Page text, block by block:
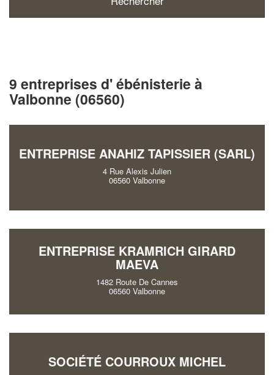
9 entreprises d' ébénisterie à
Valbonne (06560)
ENTREPRISE ANAHIZ TAPISSIER (SARL)
4 Rue Alexis Julien
06560 Valbonne
ENTREPRISE KRAMRICH GIRARD
MAEVA
1482 Route De Cannes
06560 Valbonne
SOCIÉTÉ COURROUX MICHEL